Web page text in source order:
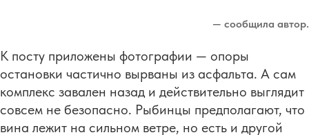
— сообщила автор.
К посту приложены фотографии — опоры
остановки частично вырваны из асфальта. А сам
комплекс завален назад и действительно выглядит
совсем не безопасно. Рыбинцы предполагают, что
вина лежит на сильном ветре, но есть и другой